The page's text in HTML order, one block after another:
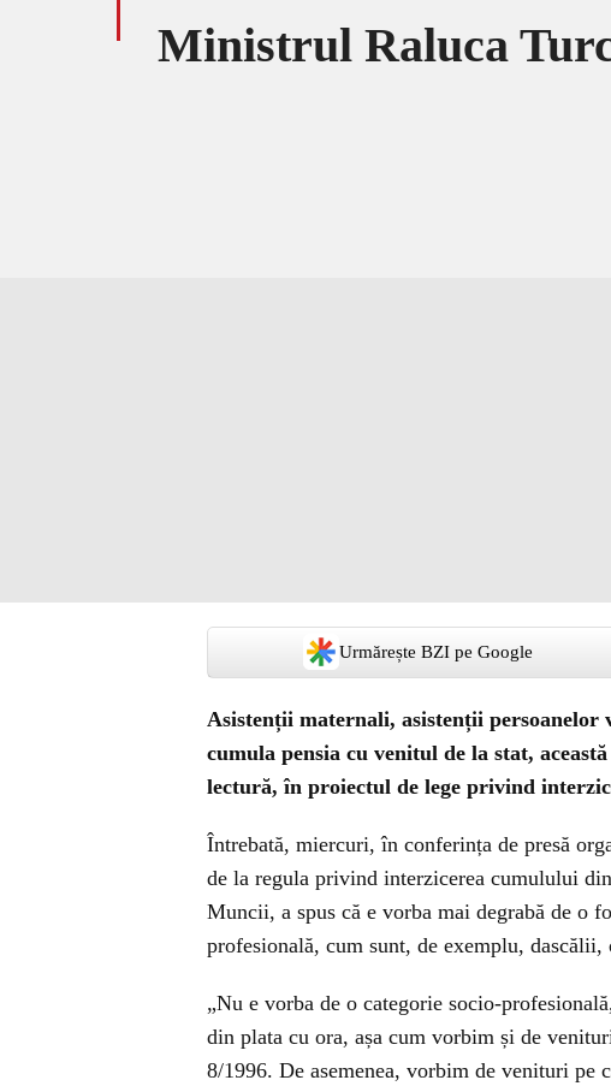
Ministrul Raluca
Urmărește BZI pe Google
Asistenții maternali, asistenții
cumula pensia cu venitul de la stat,
lectură, în proiectul de lege privind
Întrebată, miercuri, în conferința de presă
de la regula privind interzicerea cumulului
Muncii, a spus că e vorba mai degrabă de o
profesională, cum sunt, de exemplu,
„Nu e vorba de o categorie socio-
din plata cu ora, așa cum vorbim și de
8/1996. De asemenea, vorbim de venituri pe